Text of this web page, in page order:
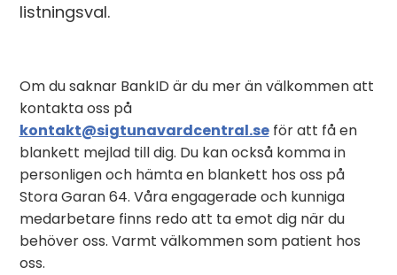
listningsval.
Om du saknar BankID är du mer än välkommen att
kontakta oss på
kontakt@sigtunavardcentral.seför att få en
blankett mejlad till dig. Du kan också komma in
personligen och hämta en blankett hos oss på
Stora Garan 64. Våra engagerade och kunniga
medarbetare finns redo att ta emot dig när du
behöver oss. Varmt välkommen som patient hos
oss.